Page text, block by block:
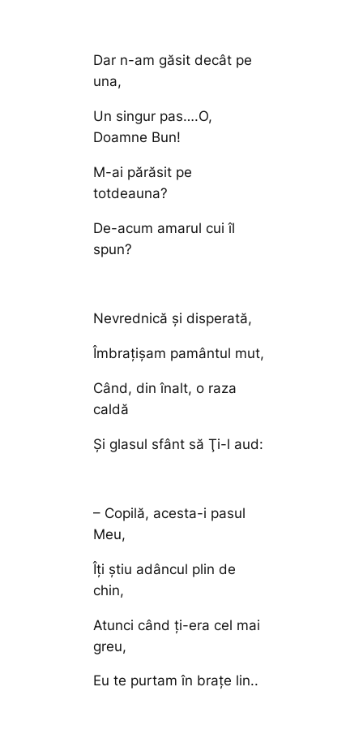
Dar n-am găsit decât pe
una,
Un singur pas….O,
Doamne Bun!
M-ai părăsit pe
totdeauna?
De-acum amarul cui îl
spun?
Nevrednică şi disperată,
Îmbraţişam pamântul mut,
Când, din înalt, o raza
caldă
Şi glasul sfânt să Ţi-l aud:
– Copilă, acesta-i pasul
Meu,
Îţi ştiu adâncul plin de
chin,
Atunci când ţi-era cel mai
greu,
Eu te purtam în braţe lin..